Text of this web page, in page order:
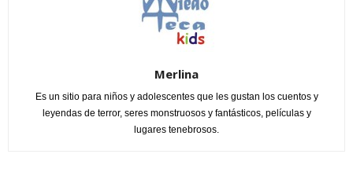
Merlina
Es un sitio para niños y adolescentes que les gustan los cuentos y
leyendas de terror, seres monstruosos y fantásticos, películas y
lugares tenebrosos.